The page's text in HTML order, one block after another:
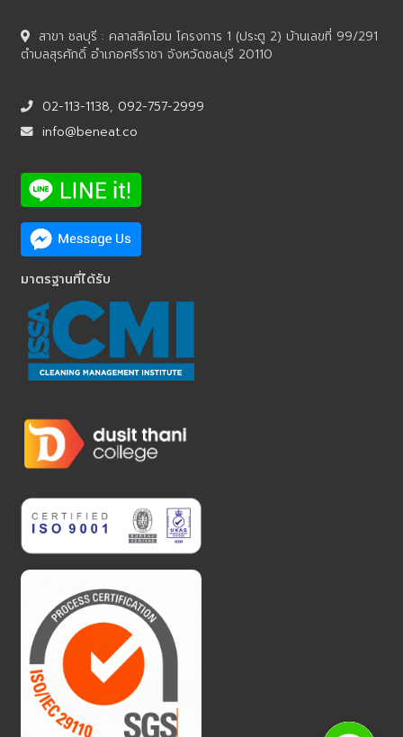
สาขา ชลบุรี : คลาสสิคโฮม โครงการ 1 (ประตู 2) บ้านเลขที่ 99/291
ตำบลสุรศักดิ์ อำเภอศรีราชา จังหวัดชลบุรี 20110
02-113-1138, 092-757-2999
info@beneat.co
มาตรฐานที่ได้รับ